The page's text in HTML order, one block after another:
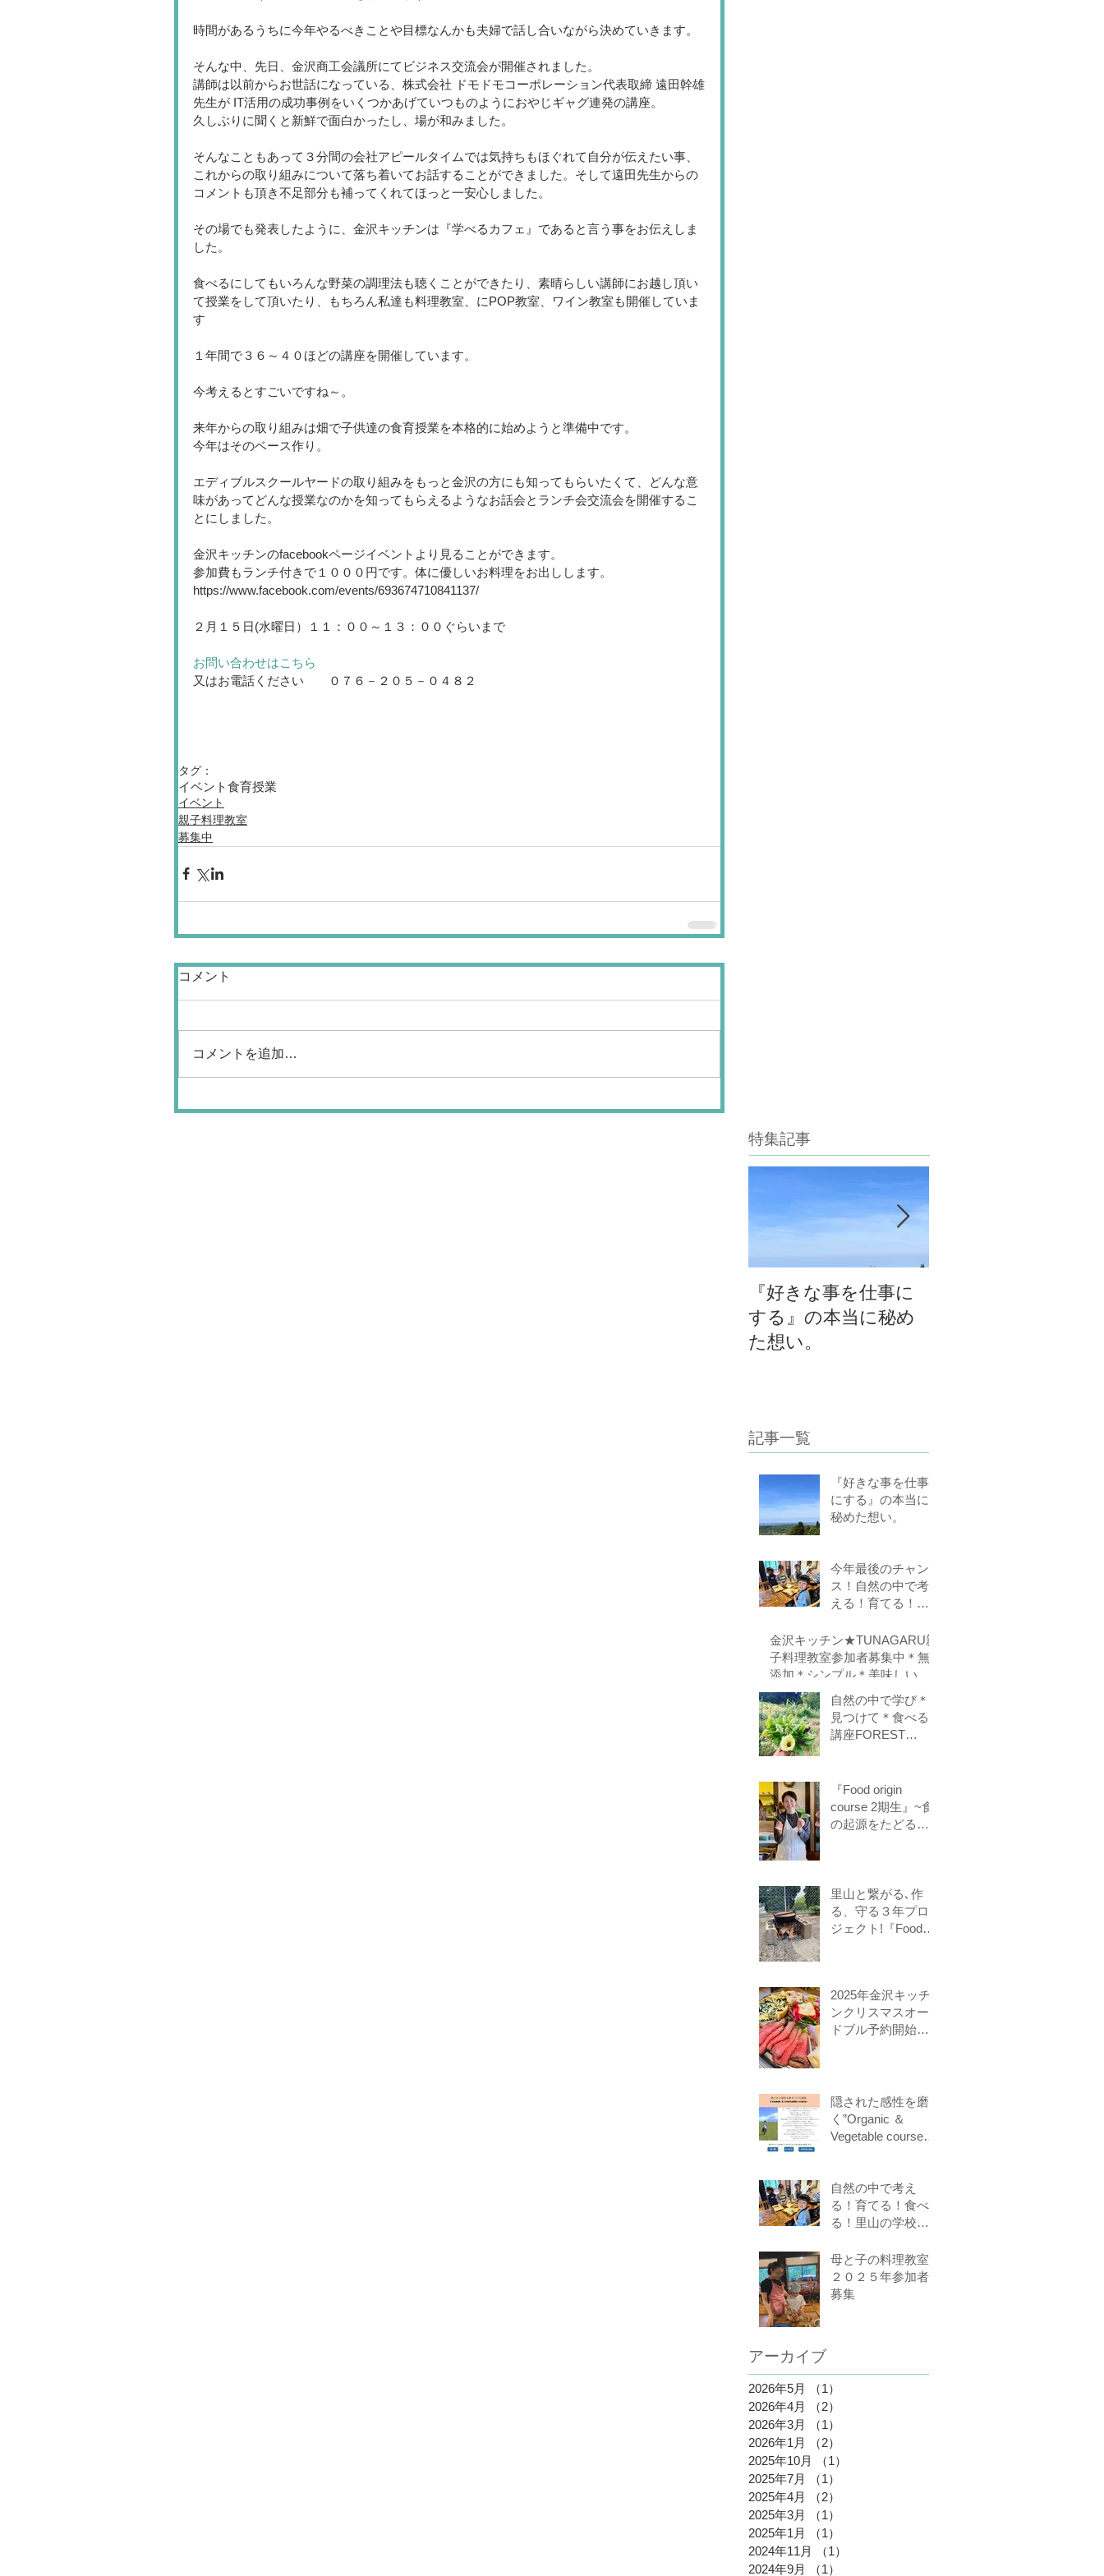
時間があるうちに今年やるべきことや目標なんかも夫婦で話し合いながら決めていきます。
そんな中、先日、金沢商工会議所にてビジネス交流会が開催されました。
講師は以前からお世話になっている、株式会社 ドモドモコーポレーション代表取締 遠田幹雄
先生が IT活用の成功事例をいくつかあげていつものようにおやじギャグ連発の講座。
久しぶりに聞くと新鮮で面白かったし、場が和みました。
そんなこともあって３分間の会社アピールタイムでは気持ちもほぐれて自分が伝えたい事、
これからの取り組みについて落ち着いてお話することができました。そして遠田先生からの
コメントも頂き不足部分も補ってくれてほっと一安心しました。
その場でも発表したように、金沢キッチンは『学べるカフェ』であると言う事をお伝えしま
した。
食べるにしてもいろんな野菜の調理法も聴くことができたり、素晴らしい講師にお越し頂い
て授業をして頂いたり、もちろん私達も料理教室、にPOP教室、ワイン教室も開催していま
す
１年間で３６～４０ほどの講座を開催しています。
今考えるとすごいですね～。
来年からの取り組みは畑で子供達の食育授業を本格的に始めようと準備中です。
今年はそのベース作り。
エディブルスクールヤードの取り組みをもっと金沢の方にも知ってもらいたくて、どんな意
味があってどんな授業なのかを知ってもらえるようなお話会とランチ会交流会を開催するこ
とにしました。
金沢キッチンのfacebookページイベントより見ることができます。
参加費もランチ付きで１０００円です。体に優しいお料理をお出しします。
https://www.facebook.com/events/693674710841137/
２月１５日(水曜日）１１：００～１３：００ぐらいまで
お問い合わせはこちら
又はお電話ください　　０７６－２０５－０４８２
タグ：
イベント食育授業
イベント
親子料理教室
募集中
コメント
コメントを追加…
特集記事
『好きな事を仕事に
する』の本当に秘め
た想い。
記事一覧
『好きな事を仕事
にする』の本当に
秘めた想い。
今年最後のチャン
ス！自然の中で考
える！育てる！食
はぐくみスクール
１０期生募集中
（体験講座もあり
金沢キッチン★TUNAGARU親
子料理教室参加者募集中＊無
添加＊シンプル＊美味しい＊
子供の味覚を育てる＊栄養バ
ランス＊親子のコミニケーシ
ョンを育てる
自然の中で学び＊
見つけて＊食べる
講座FOREST
募集
『Food origin
course 2期生』~食
の起源をたどる料
るをテーマに作る
ことに意識を生み
出す調理法、オフ
里山と繋がる､作
る、守る３年プロ
ジェクト!『Food
2025年金沢キッチ
ンクリスマスオー
ドブル予約開始し
隠された感性を磨
く”Organic ＆
Vegetable course”
自然の中で考え
る！育てる！食べ
る！里山の学校は
期生募集中（体験
講座もあります）
母と子の料理教室
２０２５年参加者
募集
アーカイブ
2026年5月 （1）
2026年4月
（2）
2026年3月
（1）
2026年1月
（2）
2025年10月
（1）
2025年7月
（1）
2025年4月
（2）
2025年3月
（1）
2025年1月
（1）
2024年11月
（1）
2024年9月
（1）